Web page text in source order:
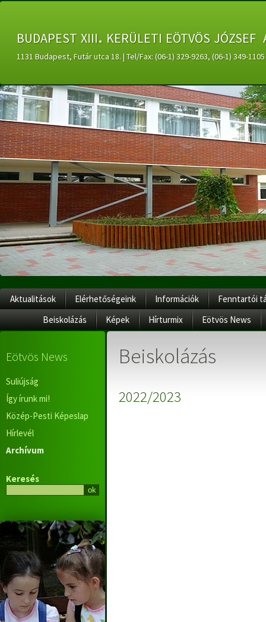
budapest xiii. kerületi eötvös
1131 Budapest, Futár utca 18. | Tel/Fax: (06-1) 329-9263, (06-1) 349-
Aktualitások Elérhetőségeink Információk
Fenntartói
Beiskolázás
Képek Hírturmix Eötvös News
Eötvös News
Suliújság
Így írunk mi!
Közép-Pesti Képeslap
Hírlevél
Archívum
Keresés
Beiskolázás
2022/2023